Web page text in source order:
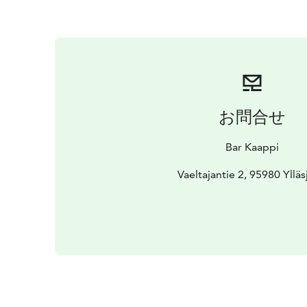
お問合せ
Bar Kaappi
Vaeltajantie 2, 95980